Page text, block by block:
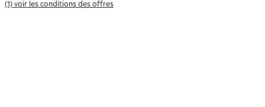
(1) voir les conditions des offres